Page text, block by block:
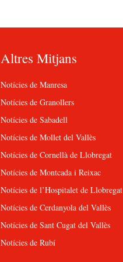
Altres Mitjans
Notícies de Manresa
Notícies de Granollers
Notícies de Sabadell
Notícies de Mollet del Vallès
Notícies de Cornellà de Llobregat
Notícies de Montcada i Reixac
Notícies de l’Hospitalet de Llobregat
Notícies de Cerdanyola del Vallès
Notícies de Sant Cugat del Vallès
Notícies de Rubí